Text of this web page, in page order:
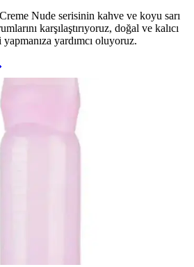
Nude serisinin kahve ve koyu sarı
karşılaştırıyoruz, doğal ve kalıcı
yardımcı oluyoruz.